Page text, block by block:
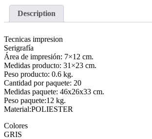
Description
Tecnicas impresion
Serigrafía
Área de impresión: 7×12 cm.
Medidas producto: 31×23 cm.
Peso producto: 0.6 kg.
Cantidad por paquete: 20
Medidas paquete: 46x26x33 cm.
Peso paquete:12 kg.
Material:POLIESTER
Colores
GRIS